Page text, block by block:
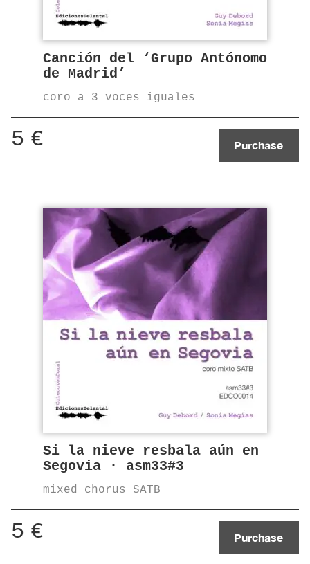
Canción del ‘Grupo Antónomo
de Madrid’
coro a 3 voces iguales
5 € Purchase
Si la nieve resbala aún en
Segovia · asm33#3
mixed chorus SATB
5 € Purchase